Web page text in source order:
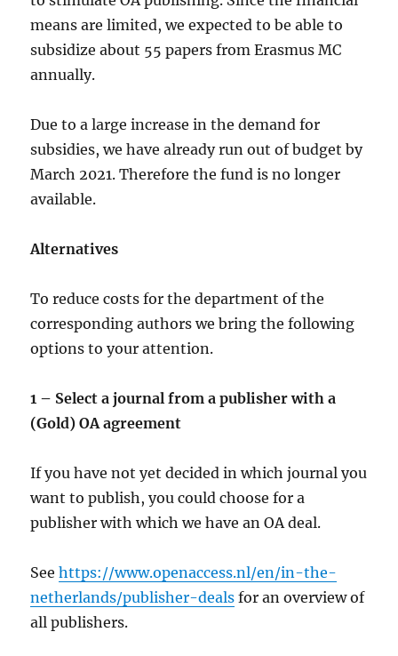
means are limited, we expected to be able to
subsidize about 55 papers from Erasmus MC
annually.
Due to a large increase in the demand for
subsidies, we have already run out of budget by
March 2021. Therefore the fund is no longer
available.
Alternatives
To reduce costs for the department of the
corresponding authors we bring the following
options to your attention.
1 – Select a journal from a publisher with a
(Gold) OA agreement
If you have not yet decided in which journal you
want to publish, you could choose for a
publisher with which we have an OA deal.
Seehttps://www.openaccess.nl/en/in-the-
netherlands/publisher-deals for an overview of
all publishers.